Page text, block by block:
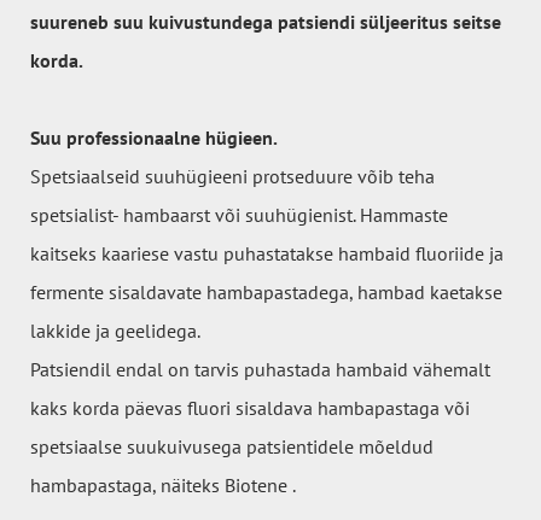
suureneb suu kuivustundega patsiendi süljeeritus seitse
korda.
Suu professionaalne hügieen.
Spetsiaalseid suuhügieeni protseduure võib teha
spetsialist- hambaarst või suuhügienist. Hammaste
kaitseks kaariese vastu puhastatakse hambaid fluoriide ja
fermente sisaldavate hambapastadega, hambad kaetakse
lakkide ja geelidega.
Patsiendil endal on tarvis puhastada hambaid vähemalt
kaks korda päevas fluori sisaldava hambapastaga või
spetsiaalse suukuivusega patsientidele mõeldud
hambapastaga, näiteks Biotene .